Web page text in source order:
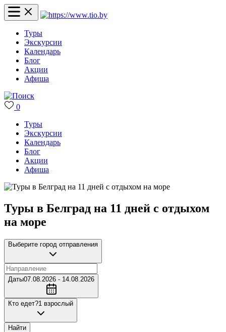
Туры
Экскурсии
Календарь
Блог
Акции
Афиша
0
Туры
Экскурсии
Календарь
Блог
Акции
Афиша
Туры в Белград на 11 дней с отдыхом
на море
Выберите город отправления
Даты07.08.2026 - 14.08.2026
Кто едет?1 взрослый
Найти